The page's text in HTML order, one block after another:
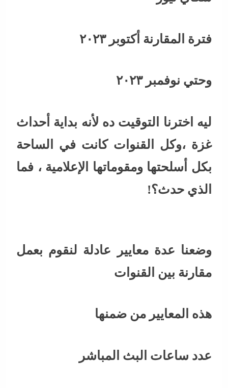
فترة المقارنة أكتوبر ٢٠٢٣
وحتي نوفمبر ٢٠٢٣
ليه اخترنا التوقيت ده لأنه بداية أحداث
غزة ،وكل القنوات كانت في الساحة
بكل أسلحتها ومقوماتها الإعلامية ، فما
الذي حدث؟!
وضعنا عدة معايير عادلة لنقوم بعمل
مقارنة بين القنوات
هذه المعايير من ضمنها
عدد ساعات البث المباشر